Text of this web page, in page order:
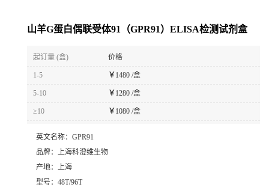
山羊G蛋白偶联受体91（GPR91）ELISA检测试剂盒
起订量 (盒) 价格
1-5 ￥1480 /盒
5-10 ￥1280 /盒
≥10 ￥1080 /盒
英文名称： GPR91
品牌：
上海科澄维生物
产地：
上海
型号： 48T/96T